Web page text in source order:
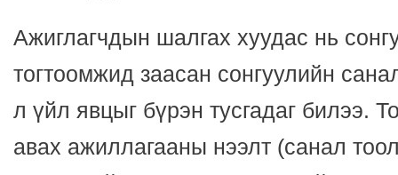
Ажиглагчдын шалгах хуудас нь
тогтоомжид заасан сонгуулийн
л үйл явцыг бүрэн тусгадаг билээ.
авах ажиллагааны нээлт (санал